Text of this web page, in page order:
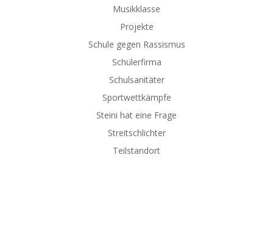
Musikklasse
Projekte
Schule gegen Rassismus
Schülerfirma
Schulsanitäter
Sportwettkämpfe
Steini hat eine Frage
Streitschlichter
Teilstandort